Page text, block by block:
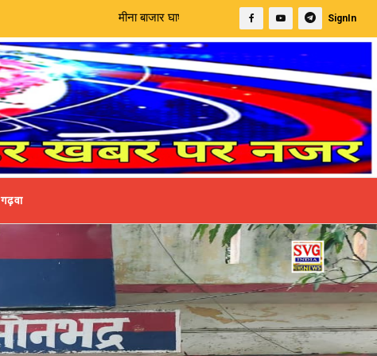
मीना बाजार घाघर नदी पुल निर्माण में अनियमितता का आरोप, मुख्यमंत्रीSignIn
गढ़वा